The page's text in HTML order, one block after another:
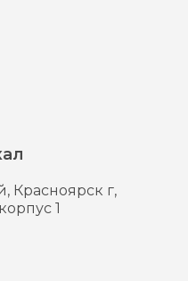
Красноярск г,
1